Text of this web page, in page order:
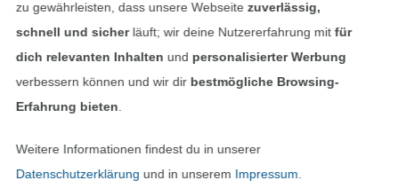
Datenschutz
Kontakt
zu gewährleisten, dass unsere Webseite zuverlässig,
schnell und sicherläuft; wir deine Nutzererfahrung mitfür
dich relevanten Inhalten und personalisierter Werbung
verbessern können und wir dir bestmögliche Browsing-
Erfahrung bieten
Weitere Informationen findest du in unserer
Datenschutzerklärung und in unserem Impressum